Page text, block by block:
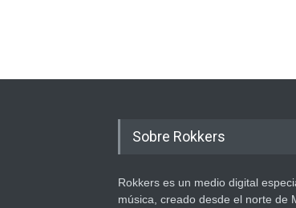
Sobre Rokkers
Rokkers es un medio digital
música, creado desde el norte de